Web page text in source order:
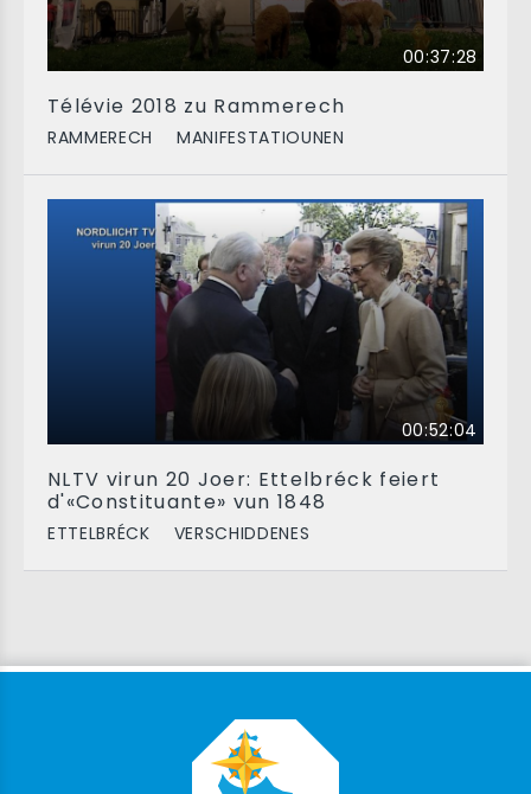
00:37:28
Télévie 2018 zu Rammerech
RAMMERECH MANIFESTATIOUNEN
00:52:04
NLTV virun 20 Joer: Ettelbréck feiert
d'«Constituante» vun 1848
ETTELBRÉCK VERSCHIDDENES